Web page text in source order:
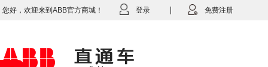
您好，欢迎来到ABB官方商城！ 登录 免费注册